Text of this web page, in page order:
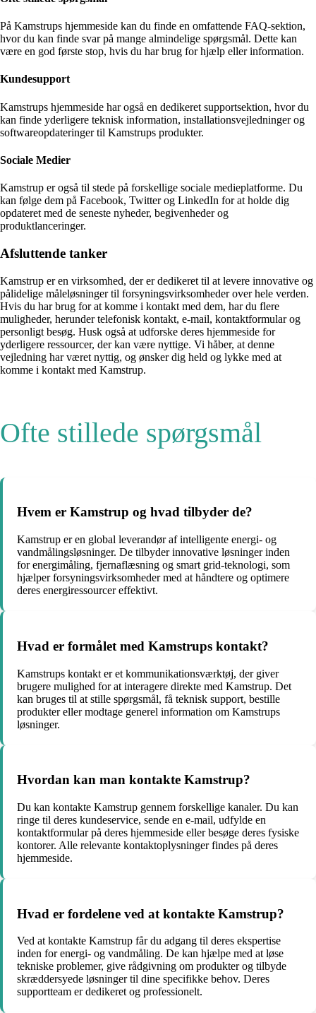
På Kamstrups hjemmeside kan du finde en omfattende FAQ-sektion,
hvor du kan finde svar på mange almindelige spørgsmål. Dette kan
være en god første stop, hvis du har brug for hjælp eller information.
Kundesupport
Kamstrups hjemmeside har også en dedikeret supportsektion, hvor du
kan finde yderligere teknisk information, installationsvejledninger og
softwareopdateringer til Kamstrups produkter.
Sociale Medier
Kamstrup er også til stede på forskellige sociale medieplatforme. Du
kan følge dem på Facebook, Twitter og LinkedIn for at holde dig
opdateret med de seneste nyheder, begivenheder og
produktlanceringer.
Afsluttende tanker
Kamstrup er en virksomhed, der er dedikeret til at levere innovative og
pålidelige måleløsninger til forsyningsvirksomheder over hele verden.
Hvis du har brug for at komme i kontakt med dem, har du flere
muligheder, herunder telefonisk kontakt, e-mail, kontaktformular og
personligt besøg. Husk også at udforske deres hjemmeside for
yderligere ressourcer, der kan være nyttige. Vi håber, at denne
vejledning har været nyttig, og ønsker dig held og lykke med at
komme i kontakt med Kamstrup.
Ofte stillede spørgsmål
Hvem er Kamstrup og hvad tilbyder de?
Kamstrup er en global leverandør af intelligente energi- og
vandmålingsløsninger. De tilbyder innovative løsninger inden
for energimåling, fjernaflæsning og smart grid-teknologi, som
hjælper forsyningsvirksomheder med at håndtere og optimere
deres energiressourcer effektivt.
Hvad er formålet med Kamstrups kontakt?
Kamstrups kontakt er et kommunikationsværktøj, der giver
brugere mulighed for at interagere direkte med Kamstrup. Det
kan bruges til at stille spørgsmål, få teknisk support, bestille
produkter eller modtage generel information om Kamstrups
løsninger.
Hvordan kan man kontakte Kamstrup?
Du kan kontakte Kamstrup gennem forskellige kanaler. Du kan
ringe til deres kundeservice, sende en e-mail, udfylde en
kontaktformular på deres hjemmeside eller besøge deres fysiske
kontorer. Alle relevante kontaktoplysninger findes på deres
hjemmeside.
Hvad er fordelene ved at kontakte Kamstrup?
Ved at kontakte Kamstrup får du adgang til deres ekspertise
inden for energi- og vandmåling. De kan hjælpe med at løse
tekniske problemer, give rådgivning om produkter og tilbyde
skræddersyede løsninger til dine specifikke behov. Deres
supportteam er dedikeret og professionelt.